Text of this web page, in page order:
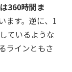
360時間ま
ます。逆に、1
ているような
ラインともさ